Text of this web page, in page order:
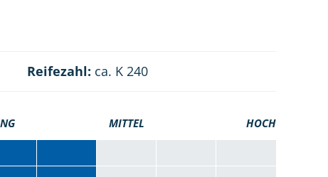
Reifezahl: ca. K 240
MITTEL HOCH